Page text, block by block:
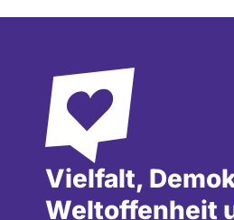
Vielfalt,
Weltoffenheit